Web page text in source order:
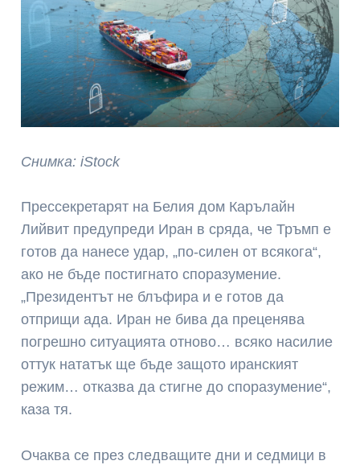
Снимка: iStock
Прессекретарят на Белия дом Карълайн
Лийвит предупреди Иран в сряда, че Тръмп е
готов да нанесе удар, „по-силен от всякога“,
ако не бъде постигнато споразумение.
„Президентът не блъфира и е готов да
отприщи ада. Иран не бива да преценява
погрешно ситуацията отново… всяко насилие
оттук нататък ще бъде защото иранският
режим… отказва да стигне до споразумение“,
каза тя.
Очаква се през следващите дни и седмици в